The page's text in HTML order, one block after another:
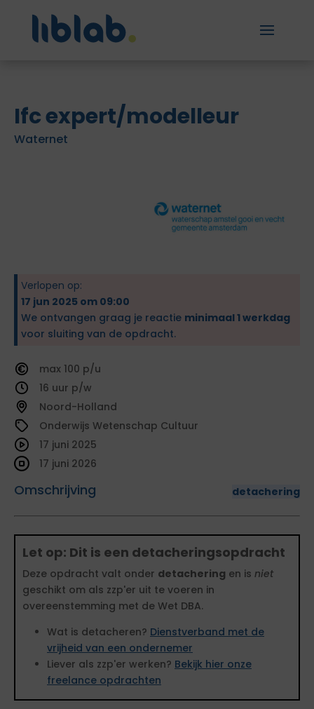
Ifc expert/modelleur
Waternet
Verlopen op:
17 jun 2025 om 09:00
We ontvangen graag je reactie minimaal 1 werkdag
voor sluiting van de opdracht.
100
16
Noord-Holland
Onderwijs Wetenschap Cultuur
Omschrijving detachering
17 juni 2025
17 juni 2026
Let op: Dit is een detacheringsopdracht
Deze opdracht valt onder detachering en is niet
geschikt om als zzp'er uit te voeren in
overeenstemming met de Wet DBA.
Wat is detacheren? Dienstverband met de
vrijheid van een ondernemer
Liever als zzp'er werken? Bekijk hier onze
freelance opdrachten